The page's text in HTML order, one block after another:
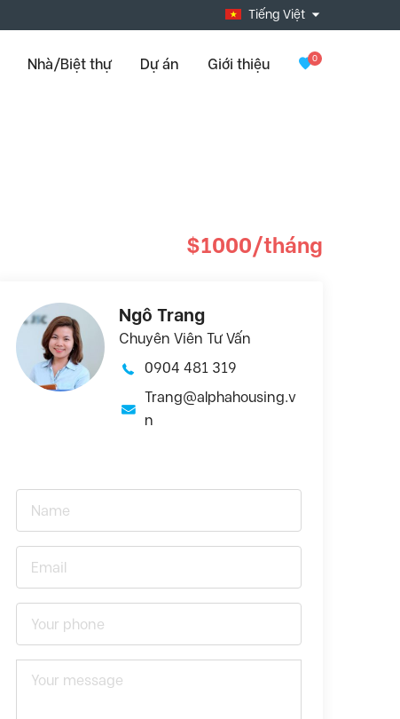
Tiếng Việt
Nhà/Biệt thự Dự án Giới thiệu 0
$1000/tháng
Ngô Trang
Chuyên Viên Tư Vấn
0904 481 319
Trang@alphahousing.v
n